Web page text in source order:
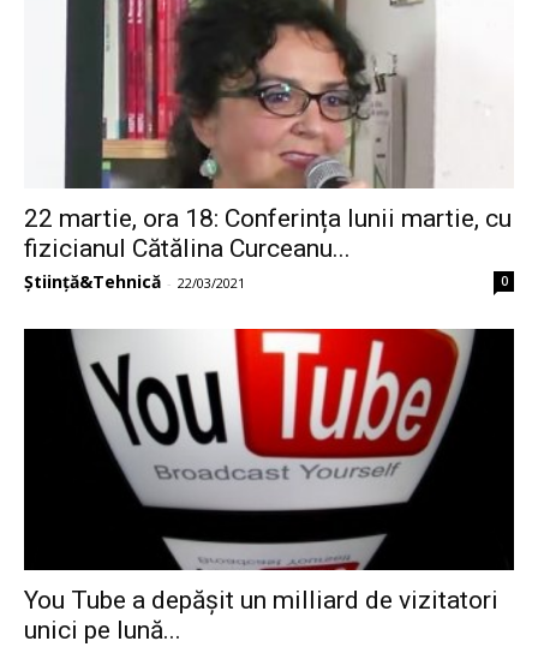
22 martie, ora 18: Conferința lunii martie, cu
fizicianul Cătălina Curceanu...
Știință&Tehnică - 22/03/2021 0
You Tube a depășit un milliard de vizitatori
unici pe lună...